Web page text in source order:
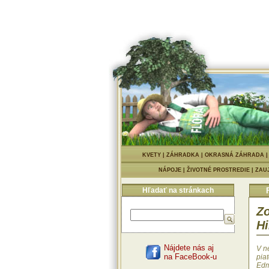
KVETY ZÁHRADKA OKRASNÁ ZÁHRADA
NÁPOJE ŽIVOTNÉ PROSTREDIE
Hľadať na stránkach
Nájdete nás aj
na FaceBook-u
V